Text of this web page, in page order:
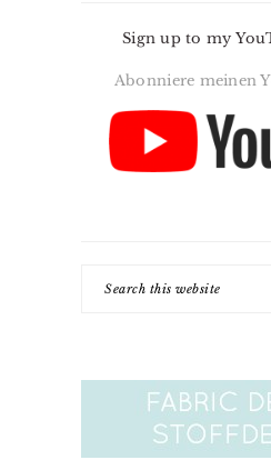
Sign up to my
Abonniere meinen